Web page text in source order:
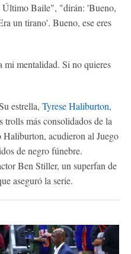
Último Baile", "dirán: 'Bueno,
un tirano'. Bueno, ese eres
mi mentalidad. Si no quieres
estrella, Tyrese Haliburton,
trolls más consolidados de la
acudieron al Juego
de negro fúnebre.
Ben Stiller, un superfan de
aseguró la serie.